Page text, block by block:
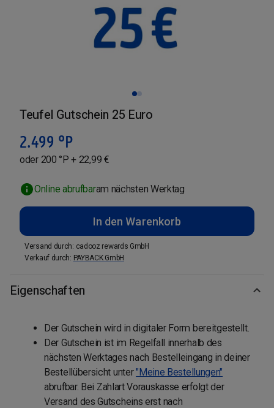
Teufel Gutschein 25 Euro
2.499 °P
oder 200 °P + 22,99 €
Online abrufbaram nächsten Werktag
In den Warenkorb
Versand durch: cadooz rewards GmbH
Verkauf durch: PAYBACK GmbH
Eigenschaften
Der Gutschein wird in digitaler Form bereitgestellt.
Der Gutschein ist im Regelfall innerhalb des
nächsten Werktages nach Bestelleingang in deiner
Bestellübersicht unter"Meine Bestellungen"
abrufbar. Bei Zahlart Vorauskasse erfolgt der
Versand des Gutscheins erst nach